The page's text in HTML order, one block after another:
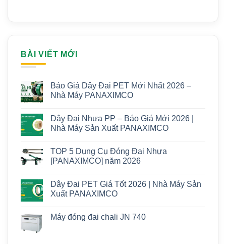
BÀI VIẾT MỚI
Báo Giá Dây Đai PET Mới Nhất 2026 –
Nhà Máy PANAXIMCO
Dây Đai Nhựa PP – Báo Giá Mới 2026 |
Nhà Máy Sản Xuất PANAXIMCO
TOP 5 Dụng Cụ Đóng Đai Nhựa
[PANAXIMCO] năm 2026
Dây Đai PET Giá Tốt 2026 | Nhà Máy Sản
Xuất PANAXIMCO
Máy đóng đai chali JN 740